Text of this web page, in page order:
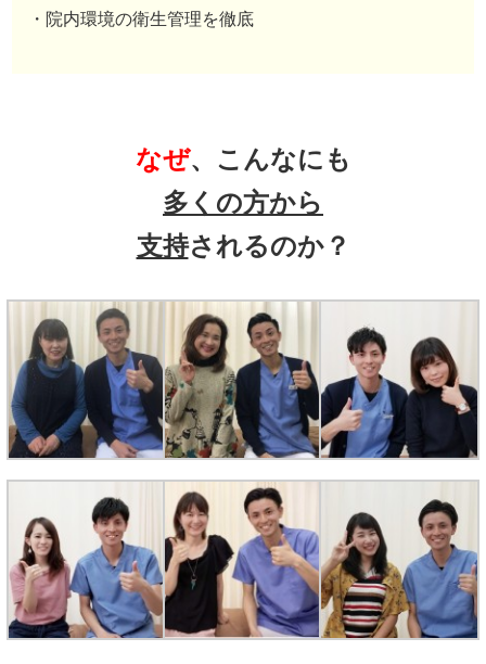
・院内環境の衛生管理を徹底
なぜ、こんなにも
多くの方から
支持されるのか？